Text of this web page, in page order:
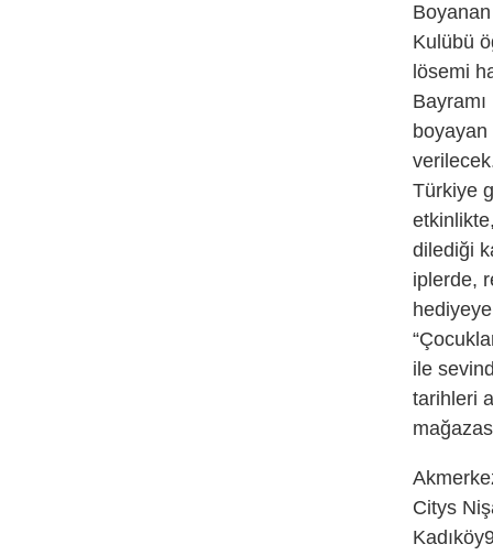
Kulübü
lösemi
Türkiye
dilediği
iplerde,
ile
tarihleri
Citys